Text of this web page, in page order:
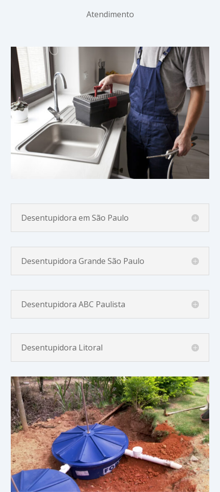
Atendimento
Desentupidora em São Paulo
Desentupidora Grande São Paulo
Desentupidora ABC Paulista
Desentupidora Litoral